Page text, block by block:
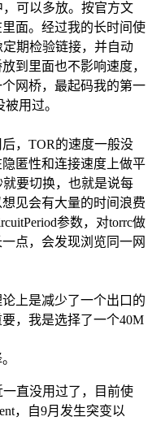
可以多放。按官方文
面。经过我的长时间使
期检验链接，并自动
到里面也不影响速度，
网桥，最起码我的第一
用过。
，TOR的速度一般没
匿性和连接速度上做平
要切换，也就是说每
见会有大量的时间浪费
参数，对torrc做
点，会发现浏览同一网
上是减少了一个出口的
，我是选择了一个40M
直没用过了，目前使
，自9月发生突变以